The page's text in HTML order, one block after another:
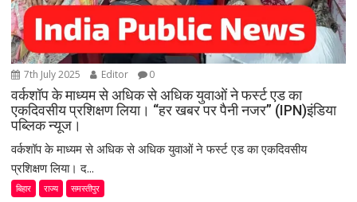
7th July 2025 Editor 0
वर्कशॉप के माध्यम से अधिक से अधिक युवाओं ने फर्स्ट एड का
एकदिवसीय प्रशिक्षण लिया। “हर खबर पर पैनी नजर” (IPN)इंडिया
पब्लिक न्यूज।
वर्कशॉप के माध्यम से अधिक से अधिक युवाओं ने फर्स्ट एड का एकदिवसीय
प्रशिक्षण लिया। द...
बिहार राज्य समस्तीपुर